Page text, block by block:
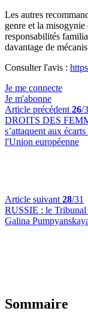
Les autres
genre et la misogynie
responsabilités
davantage de
Consulter l'avis :
Je me connecte
Je m'abonne
Article précédent 26/
DROITS DES
s’attaquent aux
l'Union européenne
Article suivant 28/31
RUSSIE : le Tribunal
Galina
Sommaire